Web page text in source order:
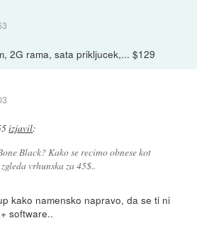
2G rama, sata prikljucek,... $129
izjavil:
Black? Kako se recimo obnese kot
vrhunska za 45$..
kako namensko napravo, da se ti ni
software..